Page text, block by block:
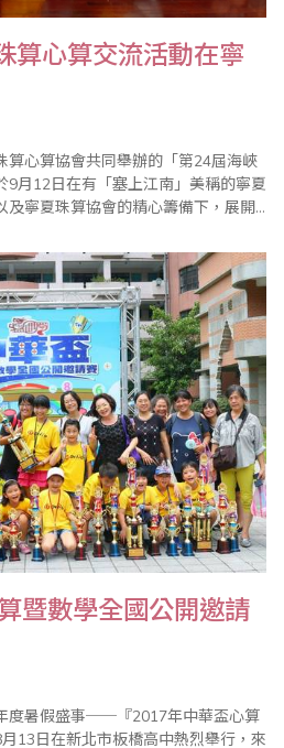
算心算交流活動在寧
算心算協會共同舉辦的「第24屆海峽
9月12日在有「塞上江南」美稱的寧夏
及寧夏珠算協會的精心籌備下，展開
副理事長兼珠算委員會主任委員葉宗
員還包括中國珠算心算協會王朝才副
副祕書長、寧夏..
暨數學全國公開邀請
度暑假盛事──『2017年中華盃心算
13日在新北市板橋高中熱烈舉行，來